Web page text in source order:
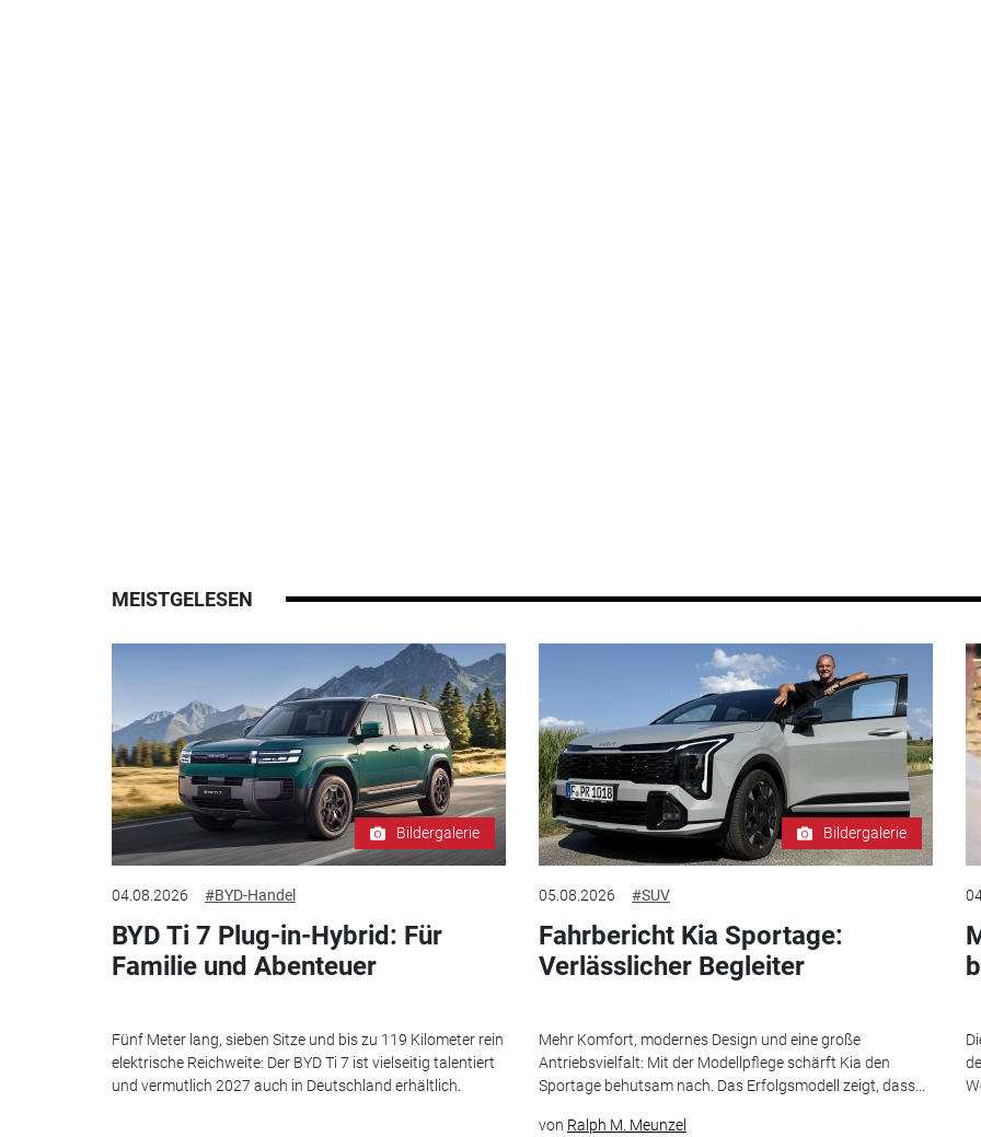
MEISTGELESEN
Bildergalerie
04.08.2026 #BYD-Handel
BYD Ti 7 Plug-in-Hybrid: Für
Familie und Abenteuer
Fünf Meter lang, sieben Sitze und bis zu 119 Kilometer rein
elektrische Reichweite: Der BYD Ti 7 ist vielseitig talentiert
und vermutlich 2027 auch in Deutschland erhältlich.
Bildergalerie
05.08.2026 #SUV
Fahrbericht Kia Sportage:
Verlässlicher Begleiter
Mehr Komfort, modernes Design und eine große
Antriebsvielfalt: Mit der Modellpflege schärft Kia den
Sportage behutsam nach. Das Erfolgsmodell zeigt, dass...
von Ralph M. Meunzel